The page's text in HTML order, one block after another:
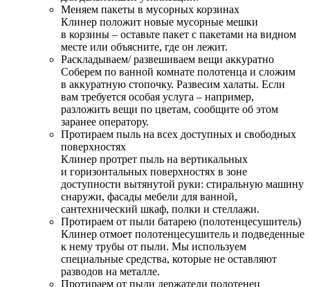
Меняем пакеты в мусорных корзинах
Клинер положит новые мусорные мешки
в корзины – оставьте пакет с пакетами на видном
месте или объясните, где он лежит.
Раскладываем/ развешиваем вещи аккуратно
Соберем по ванной комнате полотенца и сложим
в аккуратную стопочку. Развесим халаты. Если
вам требуется особая услуга – например,
разложить вещи по цветам, сообщите об этом
заранее оператору.
Протираем пыль на всех доступных и свободных
поверхностях
Клинер протрет пыль на вертикальных
и горизонтальных поверхностях в зоне
доступности вытянутой руки: стиральную машину
снаружи, фасады мебели для ванной,
сантехнический шкаф, полки и стеллажи.
Протираем от пыли батарею (полотенцесушитель)
Клинер отмоет полотенцесушитель и подведенные
к нему трубы от пыли. Мы используем
специальные средства, которые не оставляют
разводов на металле.
Протираем от пыли держатели полотенец